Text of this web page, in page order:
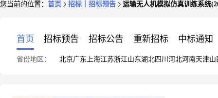
您当前的位置： 首页 招标｜招标预告 运输无人机模拟仿真训练系统
首页 招标预告 招标公告 重新招标 中标通知
省份地区： 北京广东 上海江苏浙江山东湖北四川 河北河南天津山